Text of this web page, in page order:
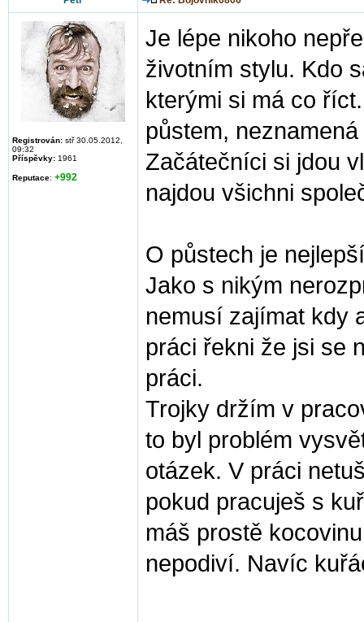
Registrován: stř 30.05.2012,
09:32
Příspěvky: 1961
Reputace: +992
Je lépe nikoho
životním stylu. Kdo
kterými si má co
půstem,
Začátečníci si jdou
najdou všichni
O půstech je
Jako s nikým
nemusí zajímat kdy
práci řekni že jsi se
práci.
Trojky držím v
to byl problém
otázek. V práci
pokud pracuješ s
máš prostě
nepodiví. Navíc